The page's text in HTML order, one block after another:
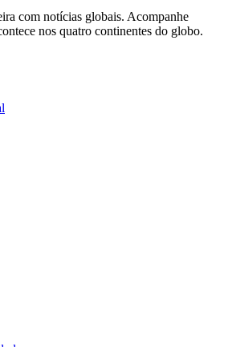
com notícias globais. Acompanhe
nos quatro continentes do globo.